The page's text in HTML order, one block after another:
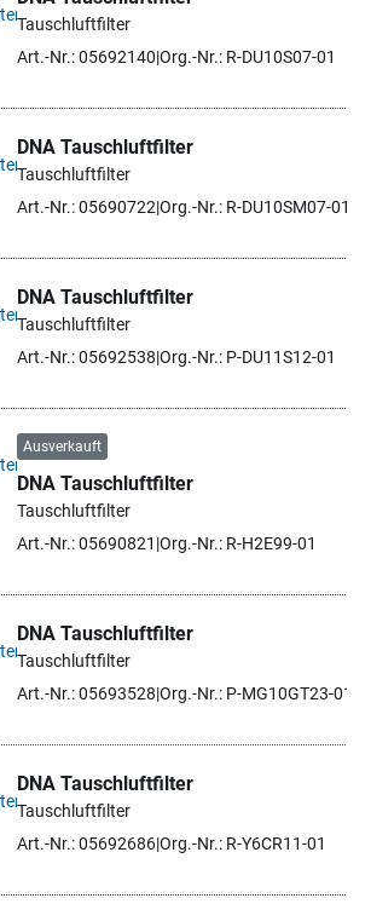
Tauschluftfilter
Art.-Nr.: 05692140 Org.-Nr.: R-DU10S07-01
DNA Tauschluftfilter
Tauschluftfilter
Art.-Nr.: 05690722 Org.-Nr.: R-DU10SM07-01
DNA Tauschluftfilter
Tauschluftfilter
Art.-Nr.: 05692538 Org.-Nr.: P-DU11S12-01
Ausverkauft
DNA Tauschluftfilter
Tauschluftfilter
Art.-Nr.: 05690821 Org.-Nr.: R-H2E99-01
DNA Tauschluftfilter
Tauschluftfilter
Art.-Nr.: 05693528 Org.-Nr.: P-MG10GT23-01
DNA Tauschluftfilter
Tauschluftfilter
Art.-Nr.: 05692686Org.-Nr.: R-Y6CR11-01